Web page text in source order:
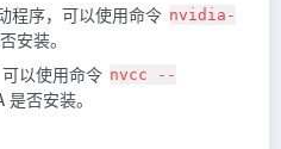
程序，可以使用命令 nvidia-
安装。
以使用命令 nvcc --
否安装。